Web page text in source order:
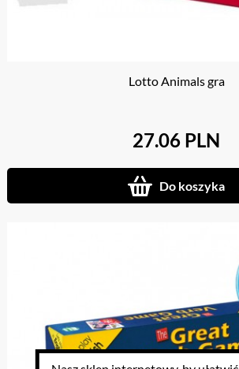
Lotto Animals gra
27.06 PLN
Do koszyka